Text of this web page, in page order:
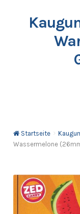
Springe
Kaugummis
Kapselfüllware
Startseite
Wassermelone